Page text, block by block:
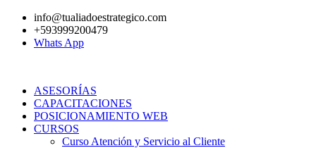
contenido
info@tualiadoestrategico.com
+593999200479
Whats App
ASESORÍAS
CAPACITACIONES
POSICIONAMIENTO WEB
CURSOS
Curso Atención y Servicio al Cliente